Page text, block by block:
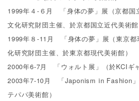
1999年４-６月 「身体の夢」展（京都国
文化研究財団主催、於京都国立近代美術館
1999年８-11月 「身体の夢」展（東京都
化研究財団主催、於東京都現代美術館）
2000年6-7月 「ウォルト展」（於KCIギ
2003年7-10月 「Japonism in Fashion」
テパパ美術館）